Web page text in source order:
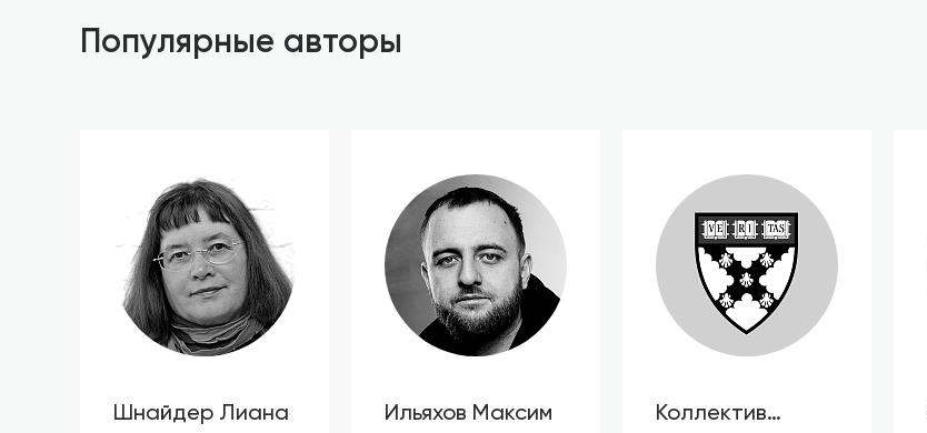
Популярные авторы
Шнайдер Лиана Ильяхов Максим
Коллектив